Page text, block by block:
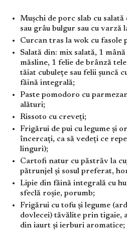
Mușchi de porc slab cu salată
sau grâu bulgur sau cu varză
Curcan tras la wok cu fasole
Salată din: mix salată, 1
măsline, 1 felie de brânză
tăiat cubulețe sau felii șuncă
făină integrală;
Paste pomodoro cu
alături;
Rissoto cu creveți;
Frigărui de pui cu legume și
încercați, ca să vedeți ce
linguri);
Cartofi natur cu păstrăv la
pătrunjel și sosul preferat,
Lipie din făină integrală cu
sfeclă roșie, porumb;
Frigărui cu tofu și legume
dovlecei) tăvălite prin tigaie,
din iaurt și ierburi aromatice;